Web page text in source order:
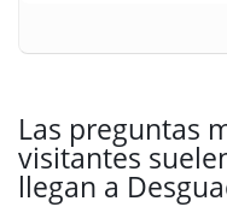
Las preguntas
visitantes
llegan a